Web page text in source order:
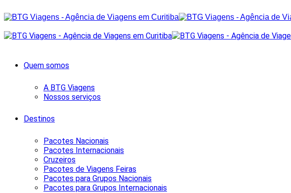
Quem somos
A BTG Viagens
Nossos serviços
Destinos
Pacotes Nacionais
Pacotes Internacionais
Cruzeiros
Pacotes de Viagens Feiras
Pacotes para Grupos Nacionais
Pacotes para Grupos Internacionais